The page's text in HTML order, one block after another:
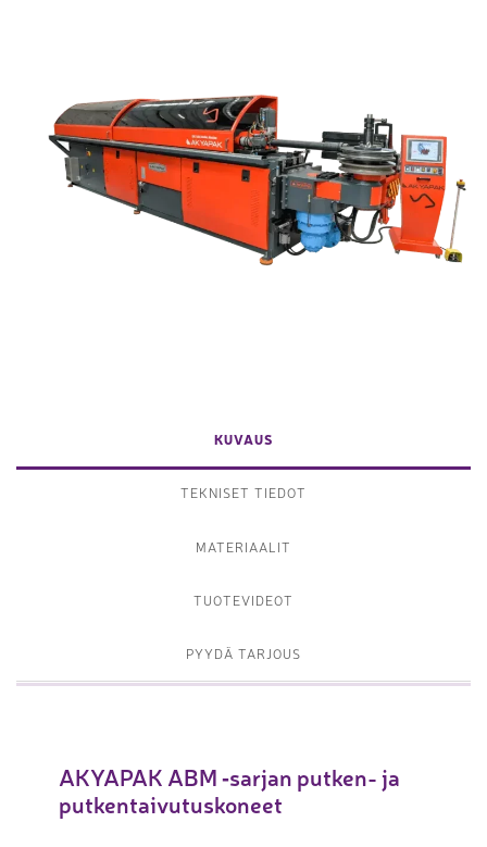
KUVAUS
TEKNISET TIEDOT
MATERIAALIT
TUOTEVIDEOT
PYYDÄ TARJOUS
AKYAPAK ABM ‑sarjan putken- ja
putkentaivutuskoneet